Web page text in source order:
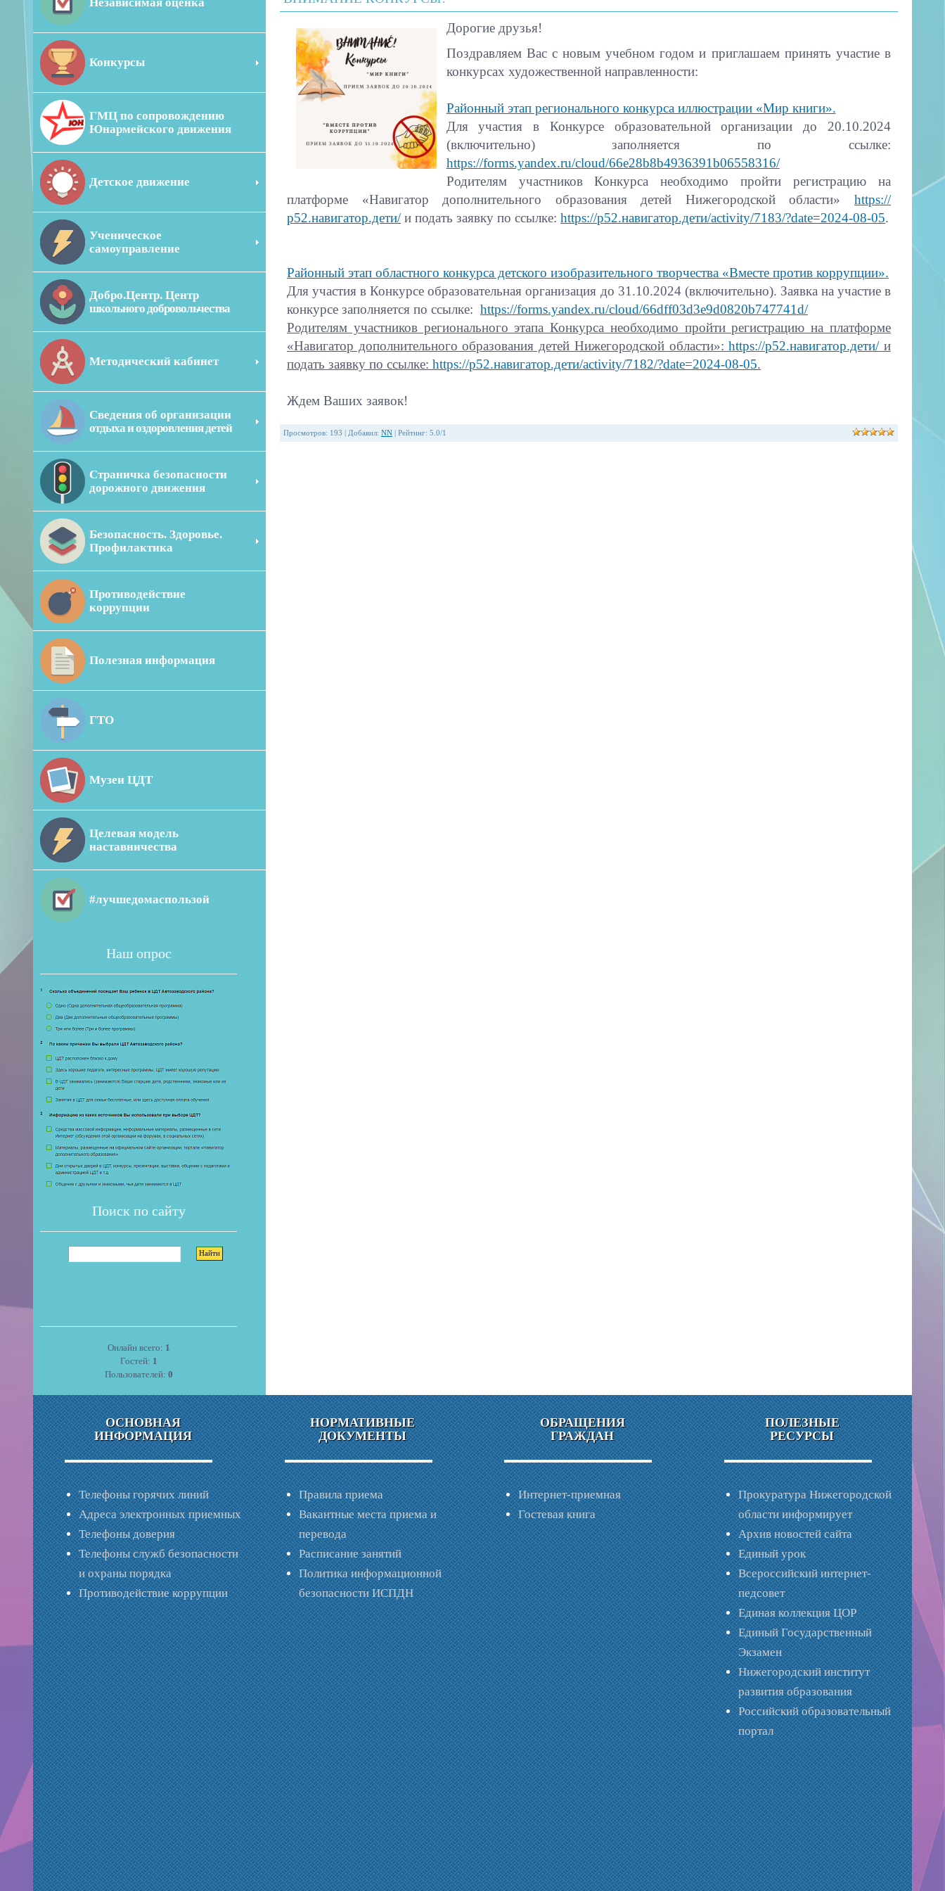
Конкурсы
ГМЦ по сопровождению
Юнармейского движения
Детское движение
Ученическое
самоуправление
Добро.Центр. Центр
школьного добровольчества
Методический кабинет
Сведения об организации
отдыха и оздоровления детей
Страничка безопасности
дорожного движения
Безопасность. Здоровье.
Профилактика
Противодействие
коррупции
Полезная информация
ГТО
Музеи ЦДТ
Целевая модель
наставничества
#лучшедомаспользой
Наш опрос
Поиск по сайту
Онлайн всего: 1
Гостей: 1
Пользователей: 0
Дорогие друзья!
Поздравляем Вас с новым учебном годом и приглашаем принять участие в
конкурсах художественной направленности:
Районный этап регионального конкурса иллюстрации «Мир книги».
Для участия в Конкурсе образовательной организации до 20.10.2024
(включительно) заполняется по ссылке:
https://forms.yandex.ru/cloud/66e28b8b4936391b06558316/
Родителям участников Конкурса необходимо пройти регистрацию на
платформе «Навигатор дополнительного образования детей Нижегородской области» https://
р52.навигатор.дети/и подать заявку по ссылке: https://р52.навигатор.дети/activity/7183/?date=2024-08-05.
Районный этап областного конкурса детского изобразительного творчества «Вместе против коррупции».
Для участия в Конкурсе образовательная организация до 31.10.2024 (включительно). Заявка на участие в
конкурсе заполняется по ссылке: https://forms.yandex.ru/cloud/66dff03d3e9d0820b747741d/
Родителям участников регионального этапа Конкурса необходимо пройти регистрацию на платформе
«Навигатор дополнительного образования детей Нижегородской области»:https://р52.навигатор.дети/и
подать заявку по ссылке: https://р52.навигатор.дети/activity/7182/?date=2024-08-05.
Ждем Ваших заявок!
Просмотров: 193 Добавил: NN Рейтинг: 5.0/1
ОСНОВНАЯ
ИНФОРМАЦИЯ
Телефоны горячих линий
Адреса электронных приемных
Телефоны доверия
Телефоны служб безопасности
и охраны порядка
Противодействие коррупции
НОРМАТИВНЫЕ
ДОКУМЕНТЫ
Правила приема
Вакантные места приема и
перевода
Расписание занятий
Политика информационной
безопасности ИСПДН
ОБРАЩЕНИЯ
ГРАЖДАН
Интернет-приемная
Гостевая книга
ПОЛЕЗНЫЕ
РЕСУРСЫ
Прокуратура Нижегородской
области информирует
Архив новостей сайта
Единый урок
Всероссийский интернет-
педсовет
Единая коллекция ЦОР
Единый Государственный
Экзамен
Нижегородский институт
развития образования
Российский образовательный
портал